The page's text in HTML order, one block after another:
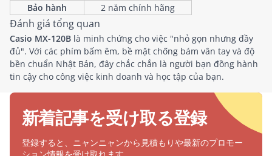
Bảo hành
2 năm chính hãng
Đánh giá tổng quan
Casio MX-120B là minh chứng cho việc "nhỏ gọn nhưng đầy
đủ". Với các phím bấm êm, bề mặt chống bám vân tay và độ
bền chuẩn Nhật Bản, đây chắc chắn là người bạn đồng hành
tin cậy cho công việc kinh doanh và học tập của bạn.
新着記事を受け取る登録
登録すると、ニャンニャンから見積もりや最新のプロモー